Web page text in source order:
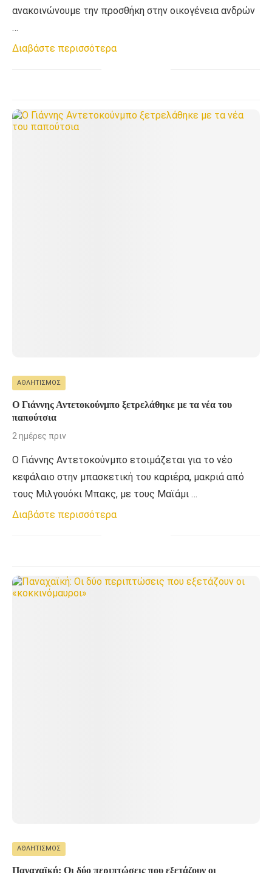
ανακοινώνουμε την προσθήκη στην οικογένεια ανδρών
…
Διαβάστε περισσότερα
ΑΘΛΗΤΙΣΜΌΣ
Ο Γιάννης Αντετοκούνμπο ξετρελάθηκε με τα νέα του
παπούτσια
2 ημέρες πριν
Ο Γιάννης Αντετοκούνμπο ετοιμάζεται για το νέο
κεφάλαιο στην μπασκετική του καριέρα, μακριά από
τους Μιλγουόκι Μπακς, με τους Μαϊάμι …
Διαβάστε περισσότερα
ΑΘΛΗΤΙΣΜΌΣ
Παναχαϊκή: Οι δύο περιπτώσεις που εξετάζουν οι